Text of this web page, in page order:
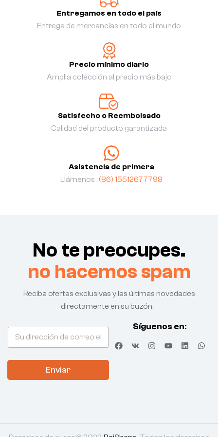
Entregamos en todo el país
Entrega de mercancías en todo el mundo
Precio mínimo diario
Amplia colección al precio más bajo
Satisfecho o Reembolsado
Calidad del producto garantizada
Asistencia de primera
Llámenos :(86) 15512677798
No te preocupes.
no hacemos spam
Reciba ofertas exclusivas y las últimas novedades
directamente en su buzón.
e
e
r
r
o
t
Enviar
Síguenos en: